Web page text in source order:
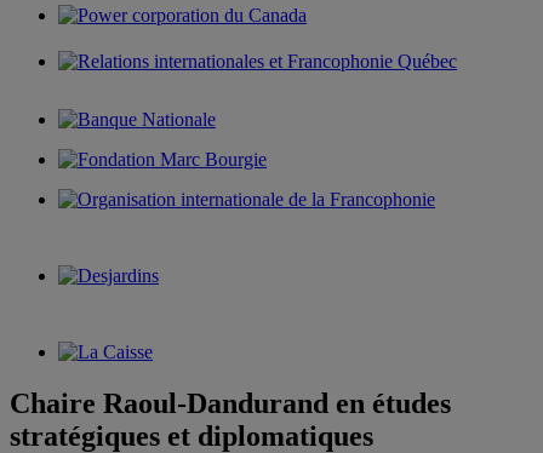
Chaire Raoul-Dandurand en études
stratégiques et diplomatiques